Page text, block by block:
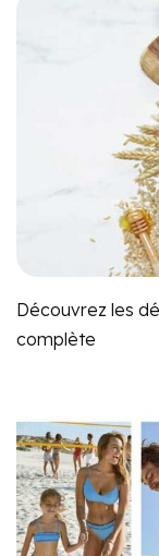
Découvrez les
complète